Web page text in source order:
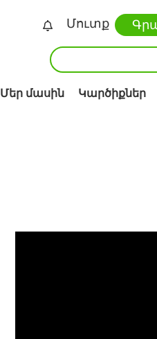
Մուտք
Մեր մասին Կարծիքներ